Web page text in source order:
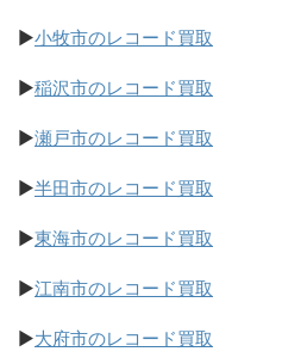
▶小牧市のレコード買取
▶稲沢市のレコード買取
▶瀬戸市のレコード買取
▶半田市のレコード買取
▶東海市のレコード買取
▶江南市のレコード買取
▶大府市のレコード買取